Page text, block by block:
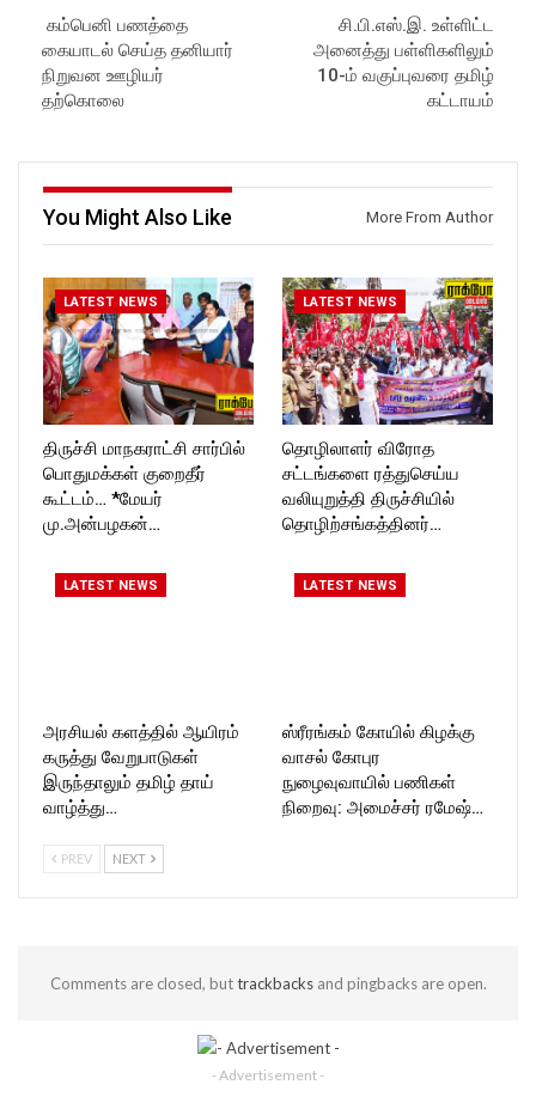
Website:https://rockforttimes.
in//
Subscribe:
https://www.youtube.com/@r
ockforttimes
https://www.instagram.com/ro
ckforttimes/
https://twitter.com/ROCKFOR
T_TIMESC
ockforttimes
Like us on:
https://www.facebook.com/R
கம்பெனி பணத்தை
கையாடல் செய்த தனியார்
நிறுவன ஊழியர்
தற்கொலை
சி.பி.எஸ்.இ. உள்ளிட்ட
அனைத்து பள்ளிகளிலும்
10-ம் வகுப்புவரை தமிழ்
கட்டாயம்
You Might Also Like More From Author
LATEST NEWS
திருச்சி மாநகராட்சி சார்பில்
பொதுமக்கள் குறைதீர்
கூட்டம்… *மேயர்
மு.அன்பழகன்…
LATEST NEWS
தொழிலாளர் விரோத
சட்டங்களை ரத்துசெய்ய
வலியுறுத்தி திருச்சியில்
தொழிற்சங்கத்தினர்…
LATEST NEWS
அரசியல் களத்தில் ஆயிரம்
கருத்து வேறுபாடுகள்
இருந்தாலும் தமிழ் தாய்
வாழ்த்து…
LATEST NEWS
ஸ்ரீரங்கம் கோயில் கிழக்கு
வாசல் கோபுர
நுழைவுவாயில் பணிகள்
நிறைவு: அமைச்சர் ரமேஷ்…
PREV NEXT
Comments are closed, buttrackbacksand pingbacks are open.
- Advertisement -